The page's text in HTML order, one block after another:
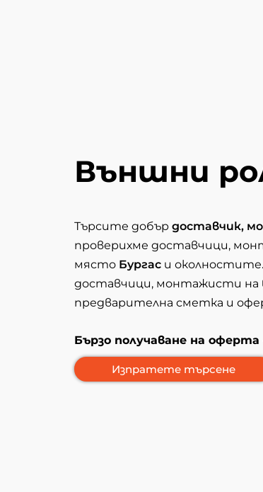
Външни
Търсите добърдоставчик,
проверихме доставчици,
място Бургас и околностите.
доставчици, монтажисти на
предварителна сметка и
Бързо получаване на